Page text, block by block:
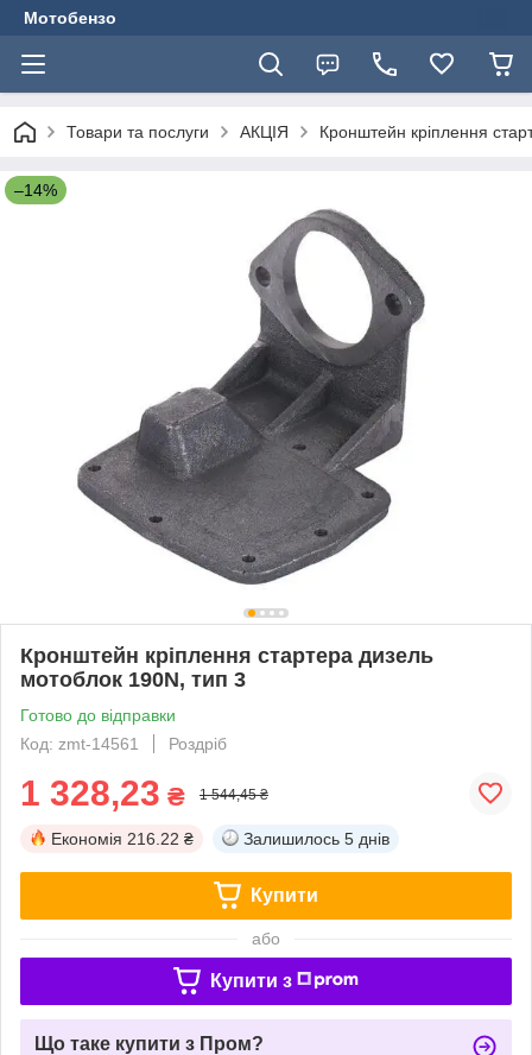
Мотобензо
Товари та послуги АКЦІЯ Кронштейн кріплення
–14%
Кронштейн кріплення стартера дизель
мотоблок 190N, тип 3
Готово до відправки
Код: zmt-14561
Роздріб
1 328,23 ₴ 1 544,45 ₴
Економія 216.22 ₴ Залишилось 5 днів
Купити
або
Купити з
Що таке купити з Пром?